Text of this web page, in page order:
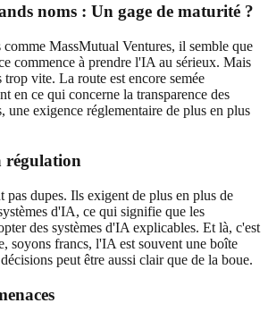
noms : Un gage de maturité ?
comme MassMutual Ventures, il semble que
commence à prendre l'IA au sérieux. Mais
trop vite. La route est encore semée
en ce qui concerne la transparence des
une exigence réglementaire de plus en plus
régulation
pas dupes. Ils exigent de plus en plus de
d'IA, ce qui signifie que les
des systèmes d'IA explicables. Et là, c'est
soyons francs, l'IA est souvent une boîte
peut être aussi clair que de la boue.